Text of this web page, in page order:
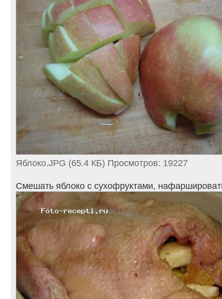
Яблоко.JPG (65.4 КБ) Просмотров: 19227
Смешать яблоко с сухофруктами,